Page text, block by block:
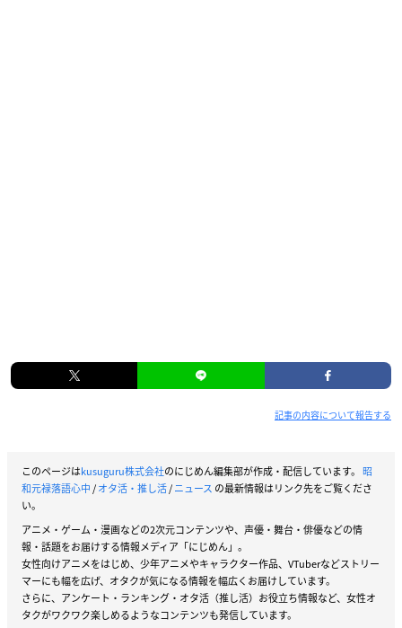
記事の内容について報告する
このページはkusuguru株式会社のにじめん編集部が作成・配信しています。 昭
和元禄落語心中/オタ活・推し活/ニュース の最新情報はリンク先をご覧くださ
い。
アニメ・ゲーム・漫画などの2次元コンテンツや、声優・舞台・俳優などの情
報・話題をお届けする情報メディア「にじめん」。
女性向けアニメをはじめ、少年アニメやキャラクター作品、VTuberなどストリー
マーにも幅を広げ、オタクが気になる情報を幅広くお届けしています。
さらに、アンケート・ランキング・オタ活（推し活）お役立ち情報など、女性オ
タクがワクワク楽しめるようなコンテンツも発信しています。